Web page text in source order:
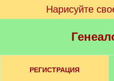
Нарисуйте
РЕГИСТРАЦИЯ